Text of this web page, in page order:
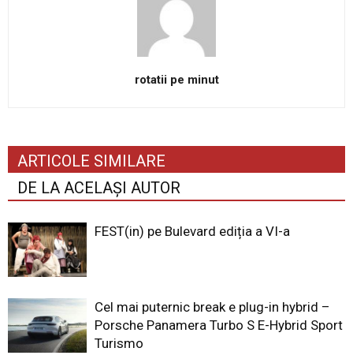
rotatii pe minut
ARTICOLE SIMILARE
DE LA ACELAȘI AUTOR
FEST(in) pe Bulevard ediția a VI-a
Cel mai puternic break e plug-in hybrid –
Porsche Panamera Turbo S E-Hybrid Sport
Turismo